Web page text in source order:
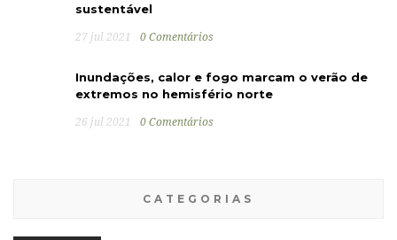
sustentável
27 jul 2021 0 Comentários
Inundações, calor e fogo marcam o verão de
extremos no hemisfério norte
26 jul 2021 0 Comentários
CATEGORIAS